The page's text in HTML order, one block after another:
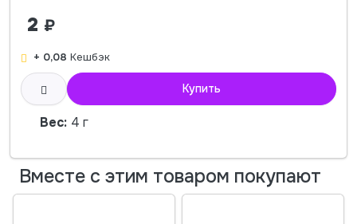
2 ₽
+ 0,08 Кешбэк
Купить
Вес: 4 г
Вместе с этим товаром покупают